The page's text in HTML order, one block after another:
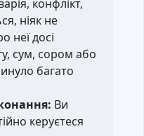
конфлікт,
ніяк не
неї досі
сум, сором або
багато
Ви
керуєтеся